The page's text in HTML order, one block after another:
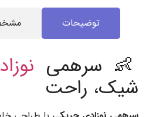
توضیحات
👶 سرهمی
شیک، راحت